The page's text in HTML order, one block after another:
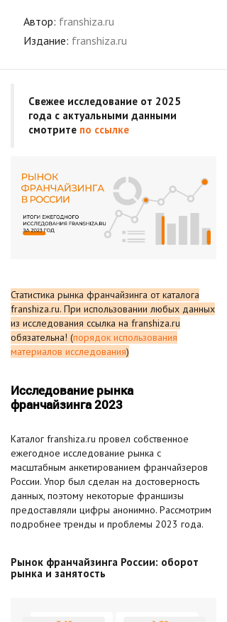
Автор: franshiza.ru
Издание: franshiza.ru
Свежее исследование от 2025
года с актуальными данными
смотрите по ссылке
Статистика рынка франчайзинга от каталога
franshiza.ru. При использовании любых данных
из исследования ссылка на franshiza.ru
обязательна! (порядок использования
материалов исследования)
Исследование рынка
франчайзинга 2023
Каталог franshiza.ru провел собственное
ежегодное исследование рынка с
масштабным анкетированием франчайзеров
России. Упор был сделан на достоверность
данных, поэтому некоторые франшизы
предоставляли цифры анонимно. Рассмотрим
подробнее тренды и проблемы 2023 года.
Рынок франчайзинга России: оборот
рынка и занятость